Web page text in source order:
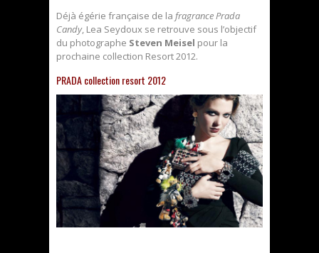
Déjà égérie française de la fragrance Prada
Candy, Lea Seydoux se retrouve sous l’objectif
du photographe Steven Meisel pour la
prochaine collection Resort 2012.
PRADA collection resort 2012